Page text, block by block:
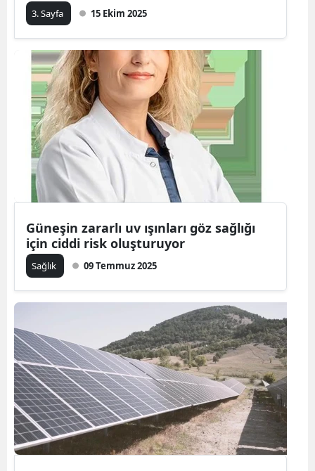
3. Sayfa 15 Ekim 2025
Güneşin zararlı uv ışınları göz sağlığı
için ciddi risk oluşturuyor
Sağlık 09 Temmuz 2025